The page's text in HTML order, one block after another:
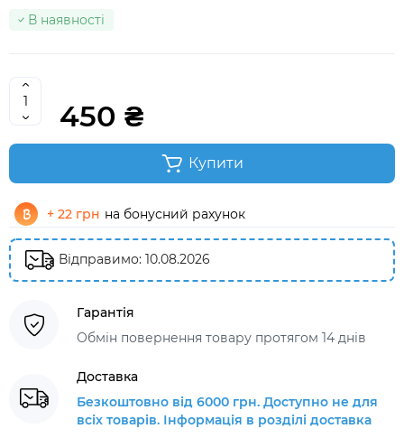
В наявності
450 ₴
Купити
+ 22 грн на бонусний рахунок
Відправимо: 10.08.2026
Гарантія
Обмін повернення товару протягом 14 днів
Доставка
Безкоштовно від 6000 грн. Доступно не для
всіх товарів. Інформація в розділі доставка